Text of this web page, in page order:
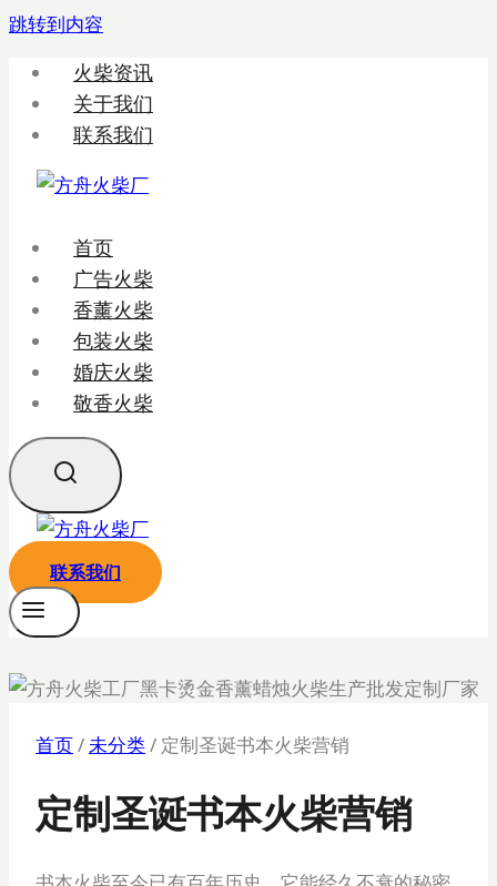
跳转到内容
火柴资讯
关于我们
联系我们
首页
广告火柴
香薰火柴
包装火柴
婚庆火柴
敬香火柴
联系我们
首页/未分类/ 定制圣诞书本火柴营销
定制圣诞书本火柴营销